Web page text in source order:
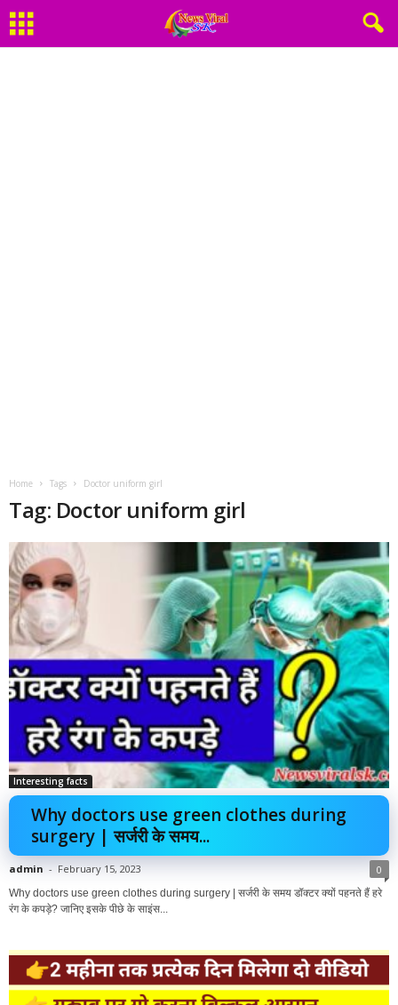
Home Tags Doctor uniform girl
Tag: Doctor uniform girl
Interesting facts
Why doctors use green clothes during
surgery | सर्जरी के समय...
admin - February 15, 2023 0
Why doctors use green clothes during surgery | सर्जरी के समय डॉक्टर क्यों पहनते हैं हरे
रंग के कपड़े? जानिए इसके पीछे के साइंस...